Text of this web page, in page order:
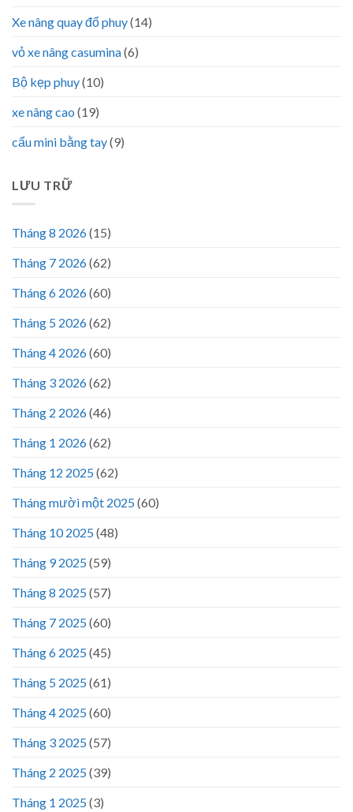
Xe nâng quay đổ phuy(14)
vỏ xe nâng casumina(6)
Bộ kẹp phuy(10)
xe nâng cao (19)
cẩu mini bằng tay(9)
LƯU TRỮ
Tháng 8 2026(15)
Tháng 7 2026(62)
Tháng 6 2026(60)
Tháng 5 2026(62)
Tháng 4 2026(60)
Tháng 3 2026(62)
Tháng 2 2026(46)
Tháng 1 2026(62)
Tháng 12 2025(62)
Tháng mười một 2025(60)
Tháng 10 2025(48)
Tháng 9 2025(59)
Tháng 8 2025(57)
Tháng 7 2025(60)
Tháng 6 2025(45)
Tháng 5 2025(61)
Tháng 4 2025(60)
Tháng 3 2025(57)
Tháng 2 2025(39)
Tháng 1 2025(3)